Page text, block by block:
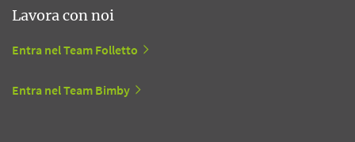
Lavora con noi
Entra nel Team Folletto
Entra nel Team Bimby